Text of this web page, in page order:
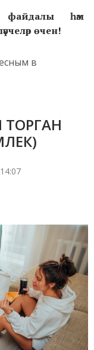
файдалы һәм
өчен!
в